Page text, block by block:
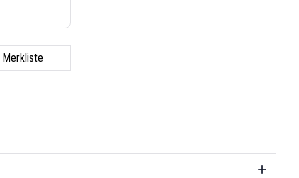
Merkliste